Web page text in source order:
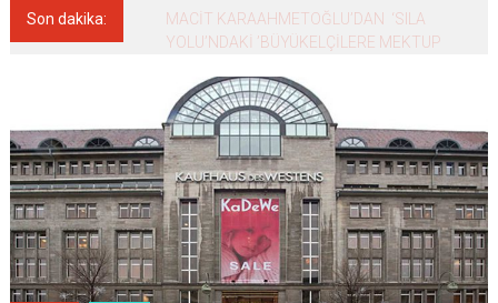
Son dakika:
MACİT KARAAHMETOĞLU’DAN ‘SILA
YOLU’NDAKİ ’BÜYÜKELÇİLERE MEKTUP